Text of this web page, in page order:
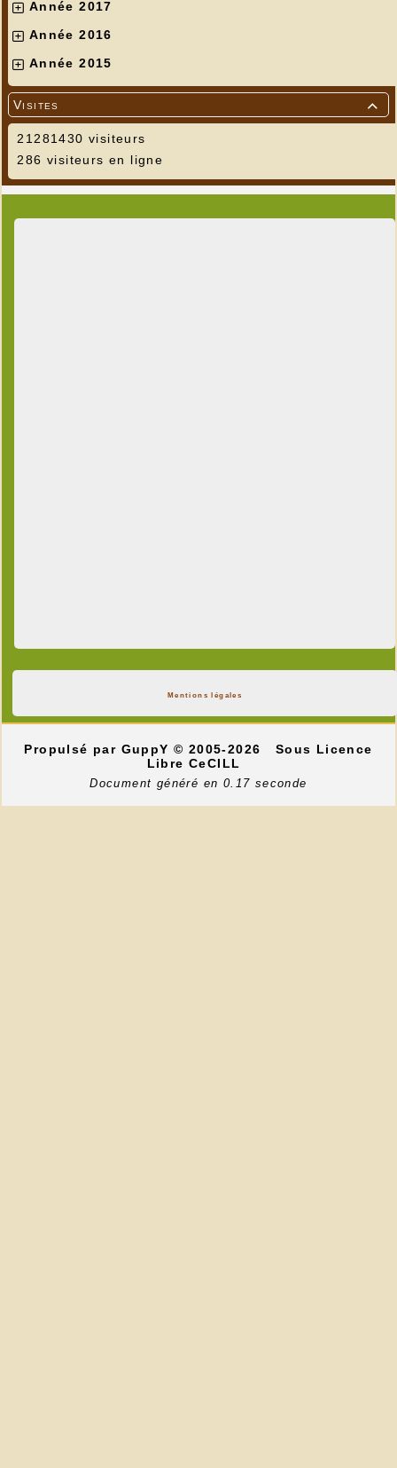
Année 2017
Année 2016
Année 2015

Visites
21281430 visiteurs
286 visiteurs en ligne
Mentions légales
Propulsé par GuppY© 2005-2026
Sous Licence
Libre CeCILL
Document généré en 0.17 seconde